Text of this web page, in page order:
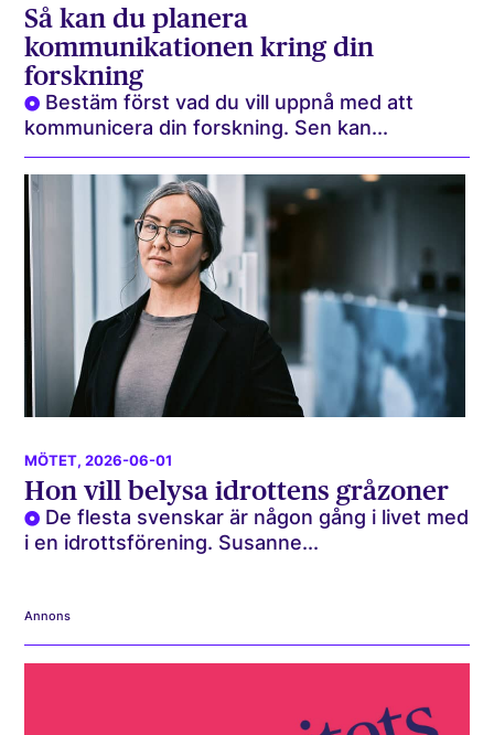
Så kan du planera
kommunikationen kring din
forskning
Bestäm först vad du vill uppnå med att
kommunicera din forskning. Sen kan...
MÖTET, 2026-06-01
Hon vill belysa idrottens gråzoner
De flesta svenskar är någon gång i livet med
i en idrottsförening. Susanne...
Annons